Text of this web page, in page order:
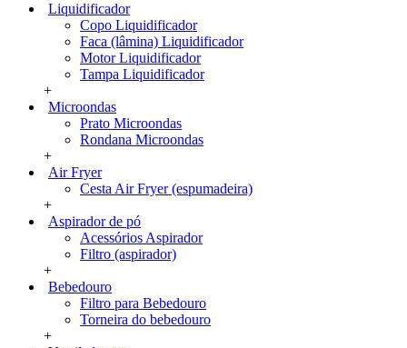
Liquidificador
Copo Liquidificador
Faca (lâmina) Liquidificador
Motor Liquidificador
Tampa Liquidificador
+
Microondas
Prato Microondas
Rondana Microondas
+
Air Fryer
Cesta Air Fryer (espumadeira)
+
Aspirador de pó
Acessórios Aspirador
Filtro (aspirador)
+
Bebedouro
Filtro para Bebedouro
Torneira do bebedouro
+